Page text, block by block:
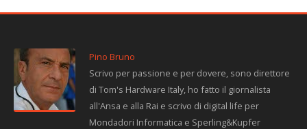
Pino Bruno
Scrivo per passione e per dovere, sono direttore
di Tom's Hardware Italy, ho fatto il giornalista
all'Ansa e alla Rai e scrivo di digital life per
Mondadori Informatica e Sperling&Kupfer